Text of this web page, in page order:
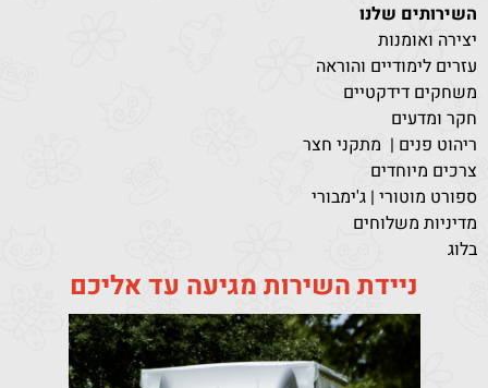
השירותים שלנו
יצירה ואומנות
עזרים לימודיים והוראה
משחקים דידקטיים
חקר ומדעים
ריהוט פנים | מתקני חצר
צרכים מיוחדים
ספורט מוטורי | ג'ימבורי
מדיניות משלוחים
בלוג
ניידת השירות מגיעה עד אליכם